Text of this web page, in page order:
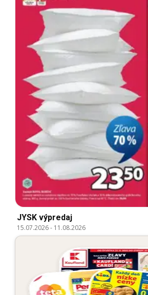
JYSK výpredaj
15.07.2026- 11.08.2026